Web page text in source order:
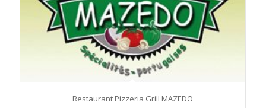
Restaurant Pizzeria Grill MAZEDO